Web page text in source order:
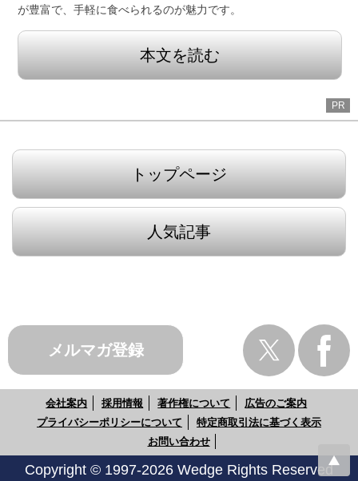
が豊富で、手軽に食べられるのが魅力です。
本文を読む
PR
トップページ
人気記事
メルマガ登録
会社案内 採用情報 著作権について
広告のご案内
プライバシーポリシーについて
特定商取引法に基づく表示
お問い合わせ
Copyright © 1997-2026 Wedge Rights Reserved